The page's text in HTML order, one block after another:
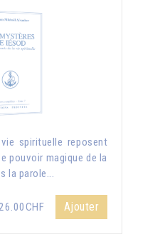
spirituelle reposent
pouvoir magique de la
la parole...
Ajouter